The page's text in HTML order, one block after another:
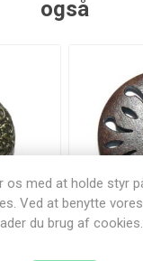
også
Åben
os med at holde styr
Ved at benytte
du brug af cookies.